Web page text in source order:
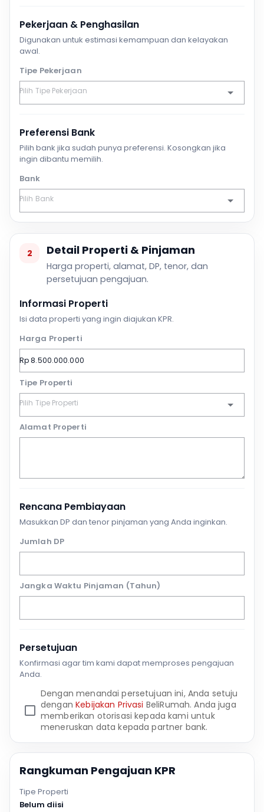
Pekerjaan & Penghasilan
Digunakan untuk estimasi kemampuan dan kelayakan
awal.
Tipe Pekerjaan
Preferensi Bank
Pilih bank jika sudah punya preferensi. Kosongkan jika
ingin dibantu memilih.
Bank
2 Detail Properti & Pinjaman
Harga properti, alamat, DP, tenor, dan
persetujuan pengajuan.
Informasi Properti
Isi data properti yang ingin diajukan KPR.
Harga Properti
Tipe Properti
Alamat Properti
Rencana Pembiayaan
Masukkan DP dan tenor pinjaman yang Anda inginkan.
Jumlah DP
Jangka Waktu Pinjaman (Tahun)
Persetujuan
Konfirmasi agar tim kami dapat memproses pengajuan
Anda.
Dengan menandai persetujuan ini, Anda setuju
denganKebijakan Privasi BeliRumah. Anda juga
memberikan otorisasi kepada kami untuk
meneruskan data kepada partner bank.
Rangkuman Pengajuan KPR
Tipe Properti
Belum diisi